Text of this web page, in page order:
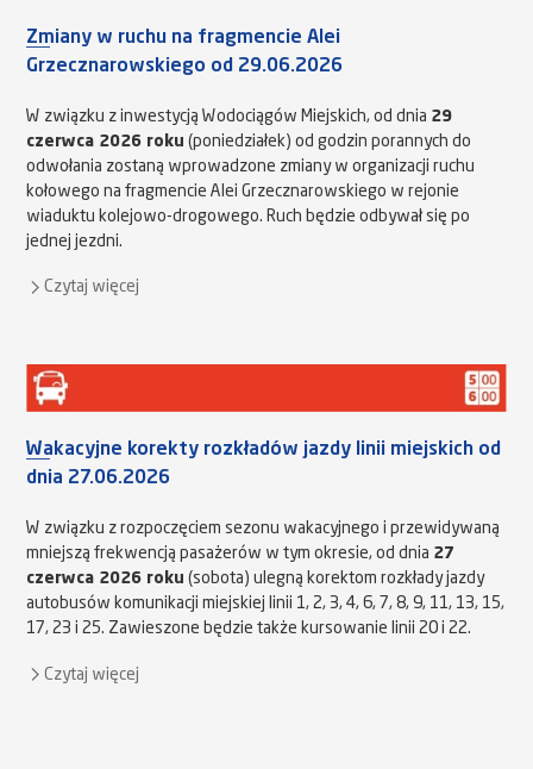
Zmiany w ruchu na fragmencie Alei
Grzecznarowskiego od 29.06.2026
W związku z inwestycją Wodociągów Miejskich, od dnia 29
czerwca 2026 roku (poniedziałek) od godzin porannych do
odwołania zostaną wprowadzone zmiany w organizacji ruchu
kołowego na fragmencie Alei Grzecznarowskiego w rejonie
wiaduktu kolejowo-drogowego. Ruch będzie odbywał się po
jednej jezdni.
Czytaj więcej
Wakacyjne korekty rozkładów jazdy linii miejskich od
dnia 27.06.2026
W związku z rozpoczęciem sezonu wakacyjnego i przewidywaną
mniejszą frekwencją pasażerów w tym okresie, od dnia 27
czerwca 2026 roku (sobota) ulegną korektom rozkłady jazdy
autobusów komunikacji miejskiej linii 1, 2, 3, 4, 6, 7, 8, 9, 11, 13, 15,
17, 23 i 25. Zawieszone będzie także kursowanie linii 20 i 22.
Czytaj więcej